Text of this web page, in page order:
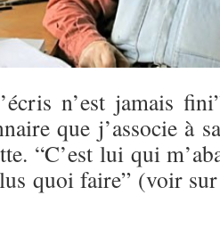
n’est jamais
que j’associe à
“C’est lui qui
quoi faire” (voir